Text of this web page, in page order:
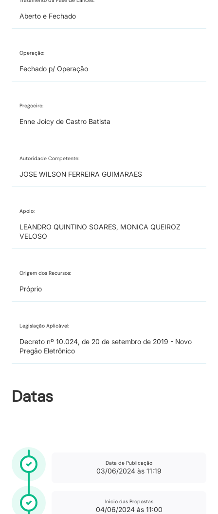
Aberto e Fechado
Operação:
Fechado p/ Operação
Pregoeiro:
Enne Joicy de Castro Batista
Autoridade Competente:
JOSE WILSON FERREIRA GUIMARAES
Apoio:
LEANDRO QUINTINO SOARES, MONICA QUEIROZ
VELOSO
Origem dos Recursos:
Próprio
Legislação Aplicável:
Decreto nº 10.024, de 20 de setembro de 2019 - Novo
Pregão Eletrônico
Datas
Data de Publicação
03/06/2024 às 11:19
Inicio das Propostas
04/06/2024 às 11:00